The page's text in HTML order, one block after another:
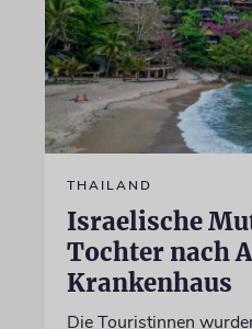
THAILAND
Israelische
Tochter nach
Krankenhaus
Die Touristinnen